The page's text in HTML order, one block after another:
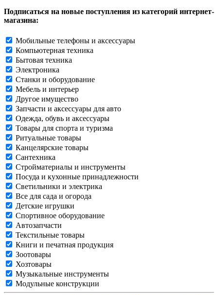
Подписаться на новые поступления из категорий интернет-
магазина:
Мобильные телефоны и аксессуары
Компьютерная техника
Бытовая техника
Электроника
Станки и оборудование
Мебель и интерьер
Другое имущество
Запчасти и аксессуары для авто
Одежда, обувь и аксессуары
Товары для спорта и туризма
Ритуальные товары
Канцелярские товары
Сантехника
Стройматериалы и инструменты
Посуда и кухонные принадлежности
Светильники и электрика
Все для сада и огорода
Детские игрушки
Спортивное оборудование
Автозапчасти
Текстильные товары
Книги и печатная продукция
Зоотовары
Хозтовары
Музыкальные инструменты
Модульные конструкции